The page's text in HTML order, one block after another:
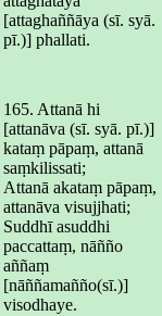
[attaghaññāya (sī. syā.
pī.)] phallati.
165. Attanā hi
[attanāva (sī. syā. pī.)]
kataṃ pāpaṃ, attanā
saṃkilissati;
Attanā akataṃ pāpaṃ,
attanāva visujjhati;
Suddhī asuddhi
paccattaṃ, nāñño
aññaṃ
[nāññamañño(sī.)]
visodhaye.